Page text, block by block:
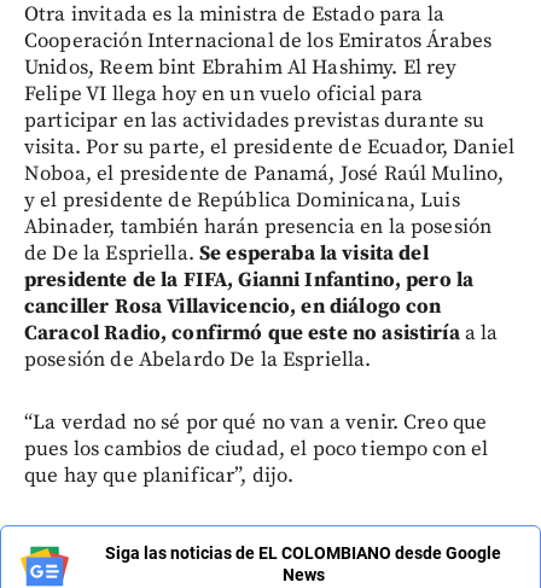
Otra invitada es la ministra de Estado para la
Cooperación Internacional de los Emiratos Árabes
Unidos, Reem bint Ebrahim Al Hashimy. El rey
Felipe VI llega hoy en un vuelo oficial para
participar en las actividades previstas durante su
visita. Por su parte, el presidente de Ecuador, Daniel
Noboa, el presidente de Panamá, José Raúl Mulino,
y el presidente de República Dominicana, Luis
Abinader, también harán presencia en la posesión
de De la Espriella. Se esperaba la visita del
presidente de la FIFA, Gianni Infantino, pero la
canciller Rosa Villavicencio, en diálogo con
Caracol Radio, confirmó que este no asistiríaa la
posesión de Abelardo De la Espriella.
“La verdad no sé por qué no van a venir. Creo que
pues los cambios de ciudad, el poco tiempo con el
que hay que planificar”, dijo.
Siga las noticias de EL COLOMBIANO desde Google
News